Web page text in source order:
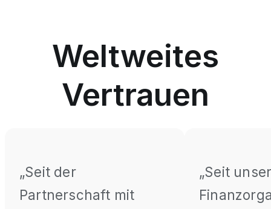
Weltweites
Vertrauen
„Seit der
Partnerschaft mit
„Seit